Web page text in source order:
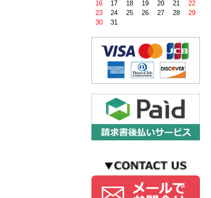
16
17 18 19 20 21
22
23
24 25 26 27 28
29
30
31